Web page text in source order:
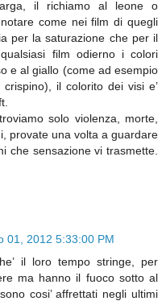
il richiamo al leone o
come nei film di quegli
per la saturazione che per il
film odierno i colori
e al giallo (come ad esempio
crispino), il colorito dei visi e’
solo violenza, morte,
provate una volta a guardare
che sensazione vi trasmette.
01, 2012 5:33:00 PM
il loro tempo stringe, per
ma hanno il fuoco sotto al
cosi’ affrettati negli ultimi